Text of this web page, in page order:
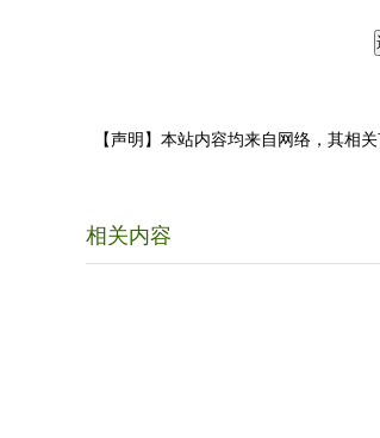
【声明】本站内容均来自网络，其相
相关内容